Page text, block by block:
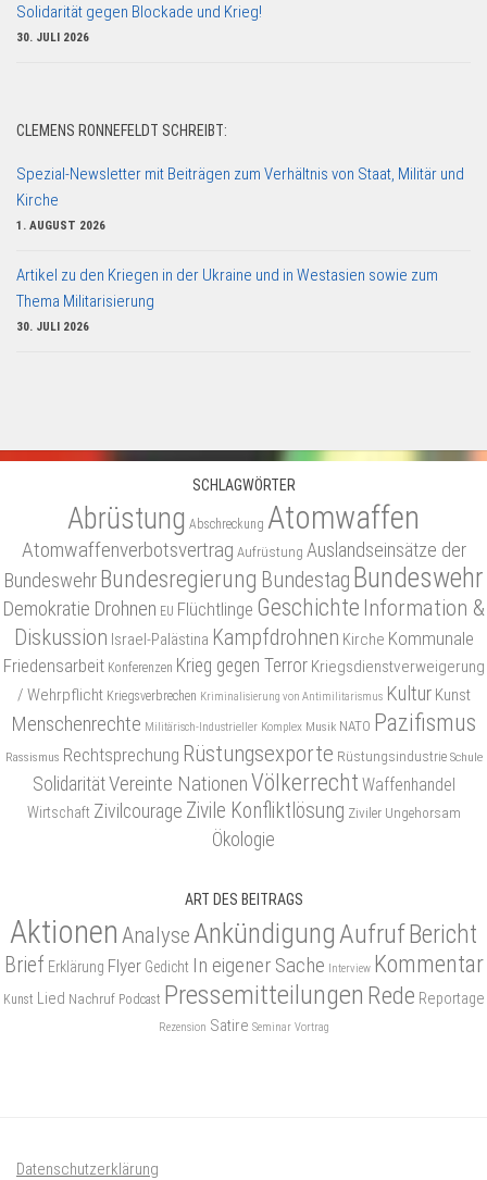
Solidarität gegen Blockade und Krieg!
30. JULI 2026
CLEMENS RONNEFELDT SCHREIBT:
Spezial-Newsletter mit Beiträgen zum Verhältnis von Staat, Militär und
Kirche
1. AUGUST 2026
Artikel zu den Kriegen in der Ukraine und in Westasien sowie zum
Thema Militarisierung
30. JULI 2026
SCHLAGWÖRTER
Abrüstung Abschreckung Atomwaffen
Atomwaffenverbotsvertrag Aufrüstung Auslandseinsätze der
BundeswehrBundesregierung Bundestag Bundeswehr
Demokratie Drohnen EU Flüchtlinge Geschichte Information &
Diskussion Israel-Palästina Kampfdrohnen Kirche Kommunale
Friedensarbeit Konferenzen Krieg gegen Terror Kriegsdienstverweigerung
/ Wehrpflicht Kriegsverbrechen Kriminalisierung von Antimilitarismus Kultur Kunst
Menschenrechte Militärisch-Industrieller Komplex Musik NATO Pazifismus
Rassismus Rechtsprechung Rüstungsexporte Rüstungsindustrie Schule
SolidaritätVereinte NationenVölkerrecht Waffenhandel
Wirtschaft Zivilcourage Zivile Konfliktlösung Ziviler Ungehorsam
Ökologie
ART DES BEITRAGS
Aktionen Analyse Ankündigung AufrufBericht
Brief Erklärung Flyer Gedicht In eigener Sache Interview Kommentar
Kunst Lied Nachruf Podcast Pressemitteilungen Rede Reportage
Rezension Satire Seminar Vortrag
Datenschutzerklärung